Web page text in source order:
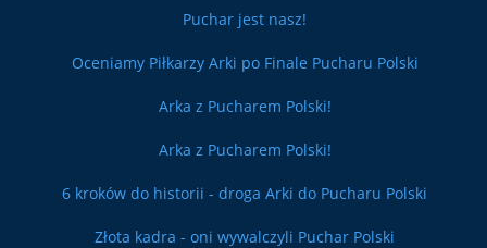
Puchar jest nasz!
Oceniamy Piłkarzy Arki po Finale Pucharu Polski
Arka z Pucharem Polski!
Arka z Pucharem Polski!
6 kroków do historii - droga Arki do Pucharu Polski
Złota kadra - oni wywalczyli Puchar Polski